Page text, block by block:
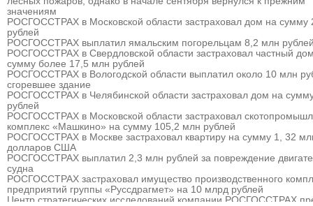
значениям
РОСГОССТРАХ в Московской области застраховал дом на сумму
рублей
РОСГОССТРАХ выплатил ямальским погорельцам 8,2 млн
РОСГОССТРАХ в Свердловской области застраховал частный
сумму более 17,5 млн рублей
РОСГОССТРАХ в Вологодской области выплатил около 10 млн
сгоревшее здание
РОСГОССТРАХ в Челябинской области застраховал дом на
рублей
РОСГОССТРАХ в Московской области застраховал
комплекс «Машкино» на сумму 105,2 млн рублей
РОСГОССТРАХ в Москве застраховал квартиру на сумму 1, 32
долларов США
РОСГОССТРАХ выплатил 2,3 млн рублей за повреждение
судна
РОСГОССТРАХ застраховал имущество производственного
предприятий группы «Руссдрагмет» на 10 млрд рублей
Центр стратегических исследований компании РОСГОССТРАХ